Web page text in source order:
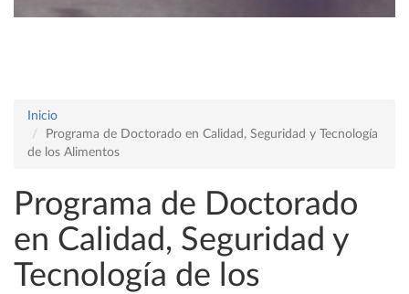
Inicio
Programa de Doctorado en Calidad, Seguridad y Tecnología
de los Alimentos
Programa de Doctorado
en Calidad, Seguridad y
Tecnología de los